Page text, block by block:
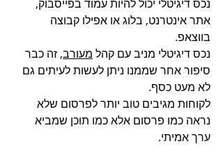
נכס דיגיטלי יכול להיות עמוד בפייסבוק,
אתר אינטרנט, בלוג או אפילו קבוצה
בווצאפ.
נכס דיגיטלי מניב עם קהל מעורב, זה כבר
סיפור אחר שממנו ניתן לעשות לעיתים גם
לא מעט כסף.
לקוחות מגיבים טוב יותר לפרסום שלא
נראה כמו פרסום אלא כמו תוכן שמביא
ערך אמיתי.